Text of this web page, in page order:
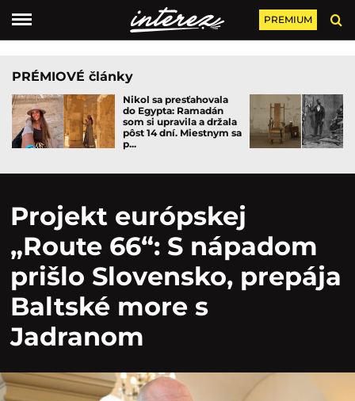
PREMIUM
PRÉMIOVÉ články
Nikol sa presťahovala
do Egypta: Ramadán
som si upravila a držala
pôst 14 dní. Miestnym sa
p...
Projekt európskej
„Route 66“: S nápadom
prišlo Slovensko, prepája
Baltské more s
Jadranom